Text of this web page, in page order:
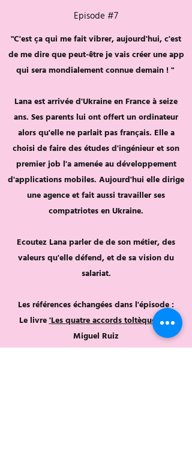
Episode #7
"C'est ça qui me fait vibrer, aujourd'hui, c'est
de me dire que peut-être je vais créer une app
qui sera mondialement connue demain ! "
Lana est arrivée d'Ukraine en France à seize
ans. Ses parents lui ont offert un ordinateur
alors qu'elle ne parlait pas français. Elle a
choisi de faire des études d'ingénieur et son
premier job l'a amenée au développement
d'applications mobiles. Aujourd'hui elle dirige
une agence et fait aussi travailler ses
compatriotes en Ukraine.
Ecoutez Lana parler de de son métier, des
valeurs qu'elle défend, et de sa vision du
salariat.
Les références échangées dans l'épisode:​
Le livre'Les quatre accords toltèques 'de
Miguel Ruiz